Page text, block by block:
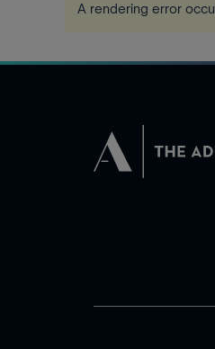
A rendering error